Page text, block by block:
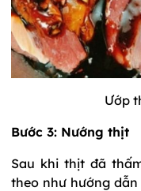
Ướp
Bước 3: Nướng thịt
Sau khi thịt đã
theo như hướng